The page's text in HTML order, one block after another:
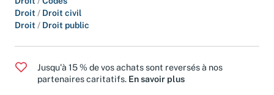
Droit / Droit civil
Droit / Droit public
Jusqu'à 15 % de vos achats sont reversés à nos
partenaires caritatifs. En savoir plus